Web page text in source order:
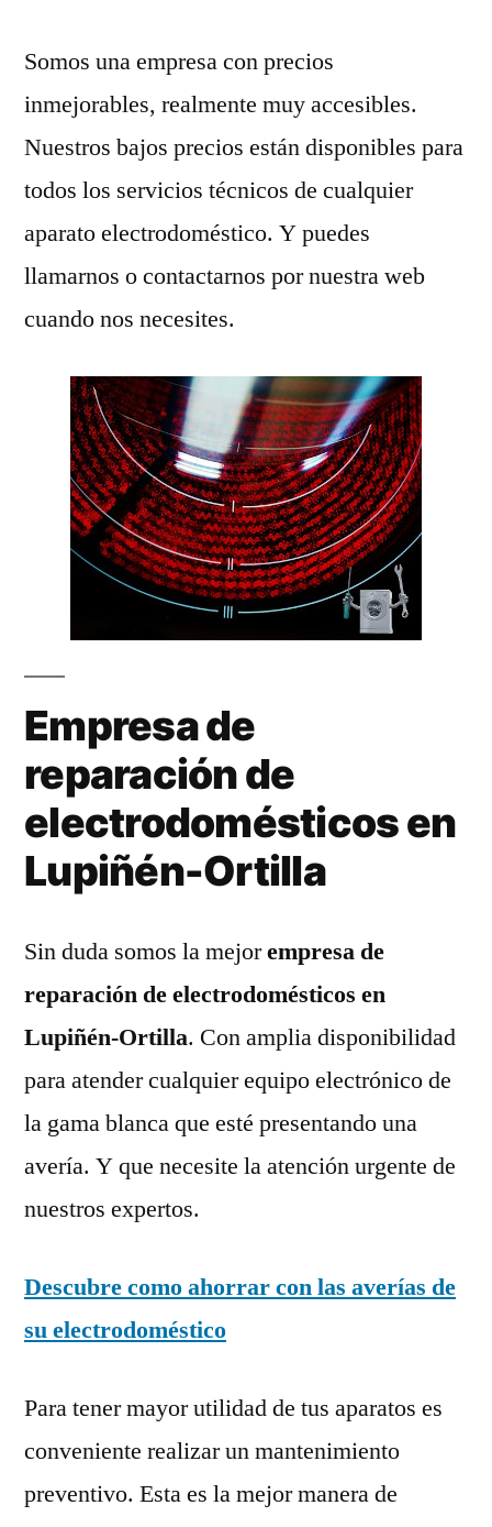
Somos una empresa con precios
inmejorables, realmente muy accesibles.
Nuestros bajos precios están disponibles para
todos los servicios técnicos de cualquier
aparato electrodoméstico. Y puedes
llamarnos o contactarnos por nuestra web
cuando nos necesites.
Empresa de
reparación de
electrodomésticos en
Lupiñén-Ortilla
Sin duda somos la mejorempresa de
reparación de electrodomésticos en
Lupiñén-Ortilla. Con amplia disponibilidad
para atender cualquier equipo electrónico de
la gama blanca que esté presentando una
avería. Y que necesite la atención urgente de
nuestros expertos.
Descubre como ahorrar con las averías de
su electrodoméstico
Para tener mayor utilidad de tus aparatos es
conveniente realizar un mantenimiento
preventivo. Esta es la mejor manera de